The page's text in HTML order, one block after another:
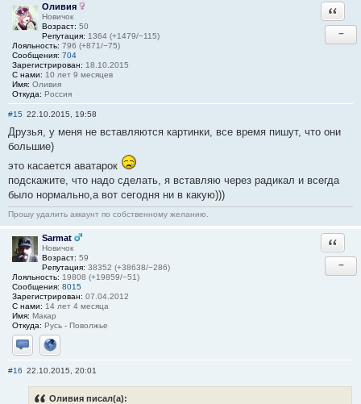
Оливия
Новичок
Возраст: 50
Репутация: 1364 (+1479/−115)
Лояльность: 796 (+871/−75)
Сообщения: 704
Зарегистрирован: 18.10.2015
С нами: 10 лет 9 месяцев
Имя: Оливия
Откуда: Россия
−
#15 22.10.2015, 19:58
Друзья, у меня не вставляются картинки, все время пишут, что они
большие)
это касается аватарок
подскажите, что надо сделать, я вставляю через радикал и всегда
было нормально,а вот сегодня ни в какую)))
Прошу удалить аккаунт по собственному желанию.
Sarmat
Новичок
Возраст: 59
Репутация: 38352 (+38638/−286)
Лояльность: 19808 (+19859/−51)
Сообщения: 8015
Зарегистрирован: 07.04.2012
С нами: 14 лет 4 месяца
Имя: Макар
Откуда: Русь - Поволжье
Отправить личное сообщение
Сайт
−
#16 22.10.2015, 20:01
Оливия писал(а):